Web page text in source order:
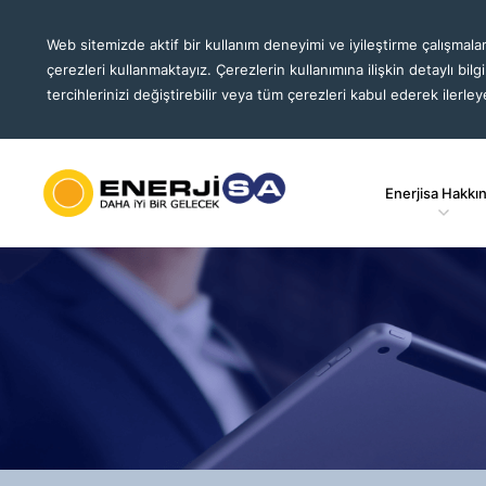
Web sitemizde aktif bir kullanım deneyimi ve iyileştirme
çerezleri kullanmaktayız. Çerezlerin kullanımına ilişkin detaylı
tercihlerinizi değiştirebilir veya tüm çerezleri kabul ederek
Enerjisa